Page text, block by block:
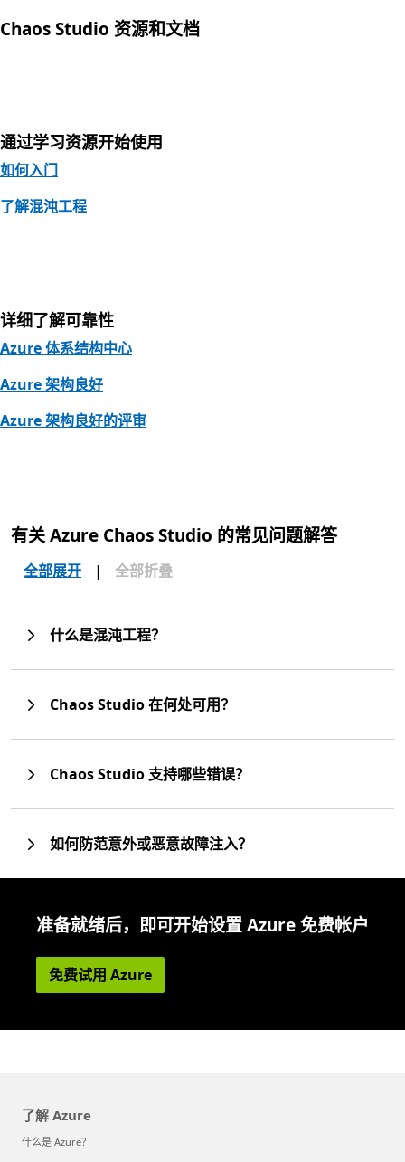
Chaos Studio 资源和文档
通过学习资源开始使用
如何入门
了解混沌工程
详细了解可靠性
Azure 体系结构中心
Azure 架构良好
Azure 架构良好的评审
有关 Azure Chaos Studio 的常见问题解答
全部展开 | 全部折叠
什么是混沌工程？
Chaos Studio 在何处可用？
Chaos Studio 支持哪些错误？
如何防范意外或恶意故障注入？
准备就绪后，即可开始设置 Azure 免费帐户
免费试用 Azure
了解 Azure
什么是 Azure？